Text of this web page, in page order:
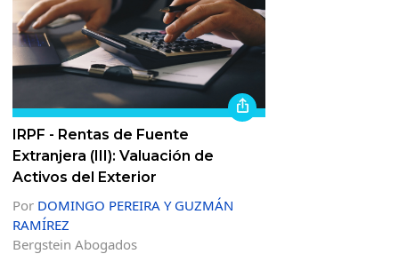
IRPF - Rentas de Fuente
Extranjera (III): Valuación de
Activos del Exterior
Por DOMINGO PEREIRA Y GUZMÁN
RAMÍREZ
Bergstein Abogados